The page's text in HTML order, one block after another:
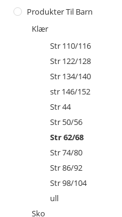
Produkter Til Barn
Klær
Str 110/116
Str 122/128
Str 134/140
str 146/152
Str 44
Str 50/56
Str 62/68
Str 74/80
Str 86/92
Str 98/104
ull
Sko